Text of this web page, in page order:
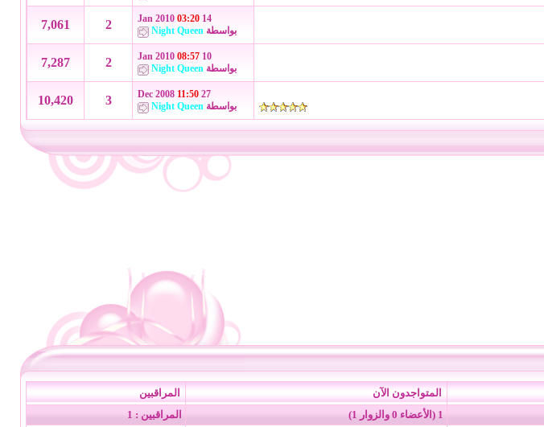
14 Jan 2010
03:20
بواسطة Night Queen
2
7,061
10 Jan 2010
08:57
بواسطة Night Queen
2
7,287
27 Dec 2008
11:50
بواسطة Night Queen
3
10,420
المتواجدون الآن
المراقبين
1 (الأعضاء 0 والزوار 1) المراقبين : 1